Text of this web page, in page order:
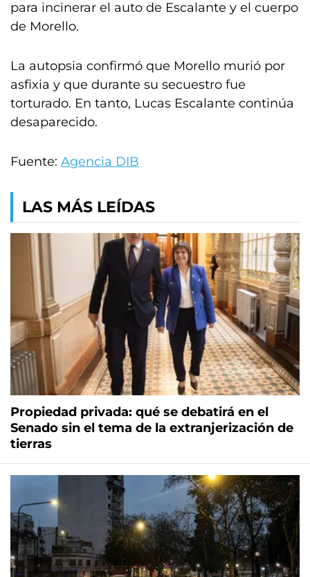
para incinerar el auto de Escalante y el cuerpo
de Morello.
La autopsia confirmó que Morello murió por
asfixia y que durante su secuestro fue
torturado. En tanto, Lucas Escalante continúa
desaparecido.
Fuente: Agencia DIB
LAS MÁS LEÍDAS
Propiedad privada: qué se debatirá en el
Senado sin el tema de la extranjerización de
tierras